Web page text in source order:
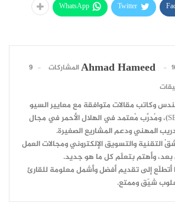
Twitter
WhatsApp
Ahmad Hameed
9
وكاتب مقالات متوافقة مع معايير السيو
(SEO)، ومُدرِّب مُعتمد في الهلال الأحمر في مجال
المهني ودعم المشاريع الصغيرة.
التقنية والتسويق الإلكتروني ومجالات العمل
وأهتم بتعلّم كل ما هو جديد.
أتطلّع إلى تقديم أفضل وأشمل معلومة للقارئ
شيّق وممتع.